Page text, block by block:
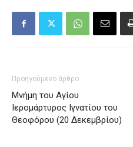
Προηγούμενο άρθρο
Μνήμη του Aγίου
Iερομάρτυρος Iγνατίου του
Θεοφόρου (20 Δεκεμβρίου)